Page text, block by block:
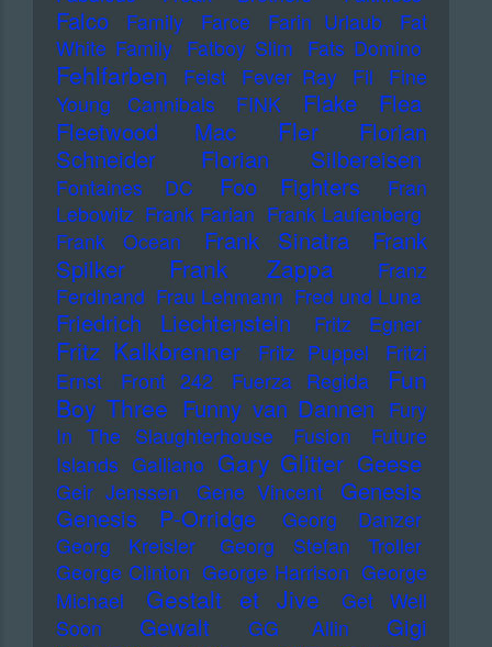
Falco Family Farce Farin Urlaub
Fat
White Family Fatboy Slim Fats Domino
Fehlfarben Feist Fever Ray Fil
Fine
Young Cannibals
FINK Flake
Flea
Fleetwood Mac
Fler
Florian
Schneider
Florian Silbereisen
Fontaines DC Foo Fighters
Fran
Lebowitz Frank Farian Frank Laufenberg
Frank Ocean
Frank Sinatra
Frank
Spilker
Frank Zappa
Franz
Ferdinand Frau Lehmann Fred und Luna
Friedrich Liechtenstein Fritz Egner
Fritz Kalkbrenner Fritz Puppel
Fritzi
Ernst
Front 242 Fuerza Regida
Fun
Boy Three Funny van Dannen Fury
In The Slaughterhouse
Fusion
Future
Islands Galliano Gary Glitter Geese
Geir Jenssen Gene Vincent
Genesis
Genesis P-Orridge
Georg Danzer
Georg Kreisler
Georg Stefan Troller
George Clinton George Harrison George
Michael
Gestalt et Jive
Get Well
Soon
Gewalt GG Allin
Gigi